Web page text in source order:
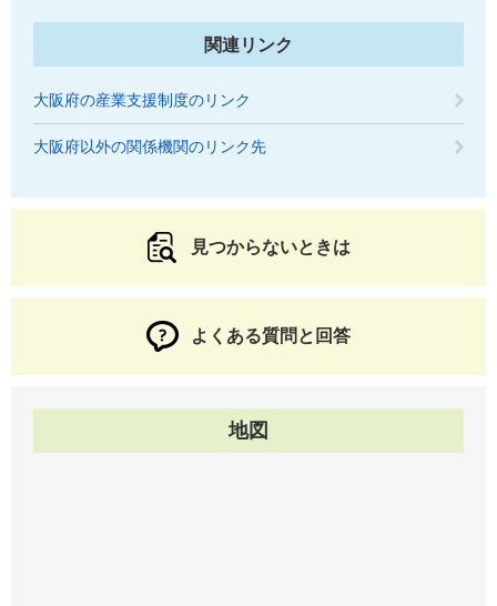
関連リンク
大阪府の産業支援制度のリンク
大阪府以外の関係機関のリンク先
見つからないときは
よくある質問と回答
地図